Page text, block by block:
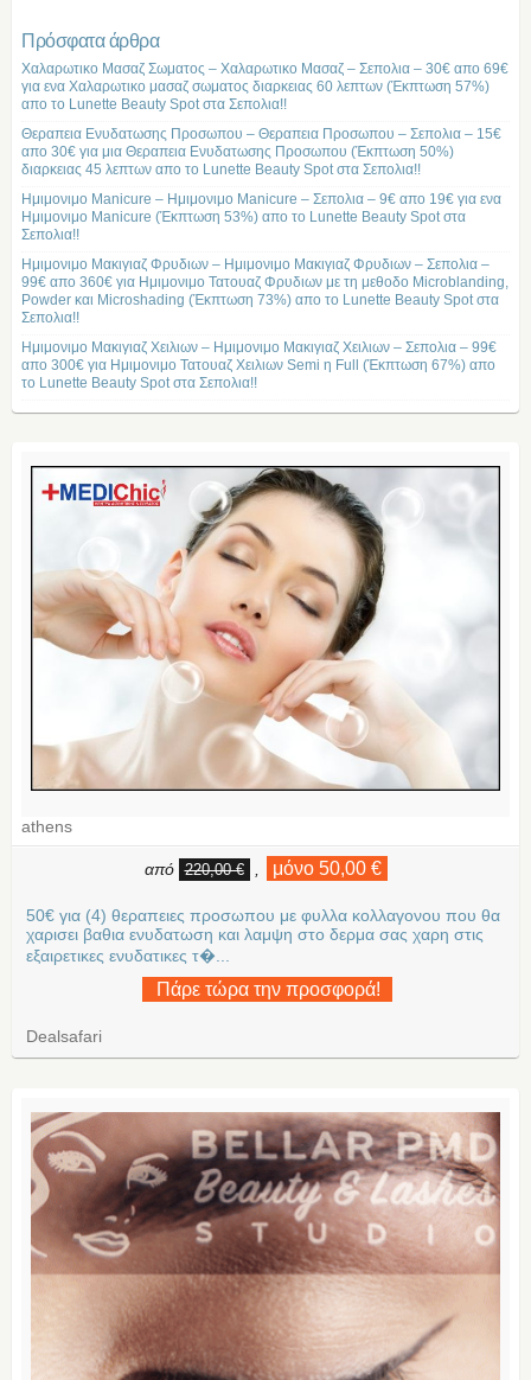
Πρόσφατα άρθρα
Χαλαρωτικο Μασαζ Σωματος – Χαλαρωτικο Μασαζ – Σεπολια – 30€ απο 69€
για ενα Χαλαρωτικο μασαζ σωματος διαρκειας 60 λεπτων (Έκπτωση 57%)
απο το Lunette Beauty Spot στα Σεπολια!!
Θεραπεια Ενυδατωσης Προσωπου – Θεραπεια Προσωπου – Σεπολια – 15€
απο 30€ για μια Θεραπεια Ενυδατωσης Προσωπου (Έκπτωση 50%)
διαρκειας 45 λεπτων απο το Lunette Beauty Spot στα Σεπολια!!
Ημιμονιμο Manicure – Ημιμονιμο Manicure – Σεπολια – 9€ απο 19€ για ενα
Ημιμονιμο Manicure (Έκπτωση 53%) απο το Lunette Beauty Spot στα
Σεπολια!!
Ημιμονιμο Μακιγιαζ Φρυδιων – Ημιμονιμο Μακιγιαζ Φρυδιων – Σεπολια –
99€ απο 360€ για Ημιμονιμο Τατουαζ Φρυδιων με τη μεθοδο Microblanding,
Powder και Microshading (Έκπτωση 73%) απο το Lunette Beauty Spot στα
Σεπολια!!
Ημιμονιμο Μακιγιαζ Χειλιων – Ημιμονιμο Μακιγιαζ Χειλιων – Σεπολια – 99€
απο 300€ για Ημιμονιμο Τατουαζ Χειλιων Semi η Full (Έκπτωση 67%) απο
το Lunette Beauty Spot στα Σεπολια!!
athens
από 220,00 € μόνο 50,00 €
50€ για (4) θεραπειες προσωπου με φυλλα κολλαγονου που θα
χαρισει βαθια ενυδατωση και λαμψη στο δερμα σας χαρη στις
εξαιρετικες ενυδατικες τ�...
Πάρε τώρα την προσφορά!
Dealsafari